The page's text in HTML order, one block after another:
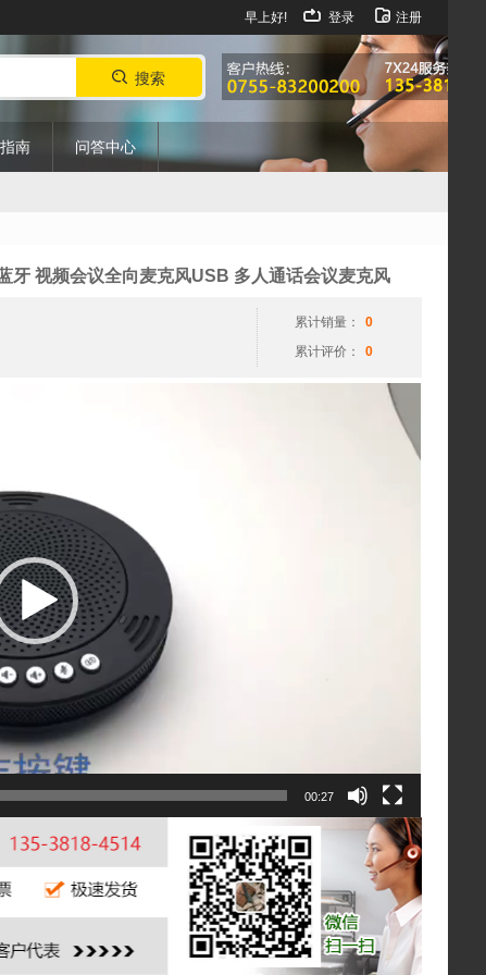
早上好! 登录 注册
搜索
南 问答中心
牙 视频会议全向麦克风USB 多人通话会议麦克风
累计销量：
0
累计评价：
0
00:27